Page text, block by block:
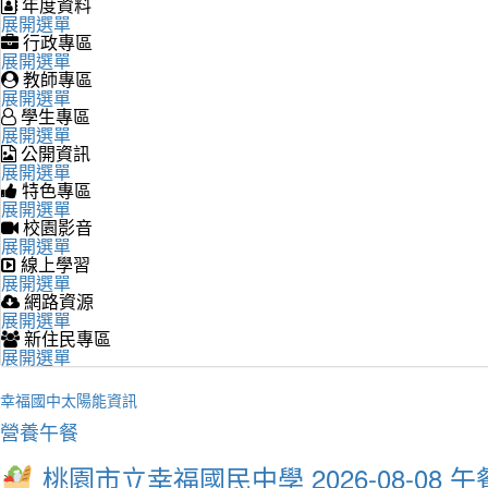
展開選單
行政專區
展開選單
教師專區
展開選單
學生專區
展開選單
公開資訊
展開選單
特色專區
展開選單
校園影音
展開選單
線上學習
展開選單
網路資源
展開選單
新住民專區
展開選單
幸福國中太陽能資訊
營養午餐
桃園市立幸福國民中學 2026-08-08 午